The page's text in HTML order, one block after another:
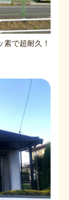
で超耐久！